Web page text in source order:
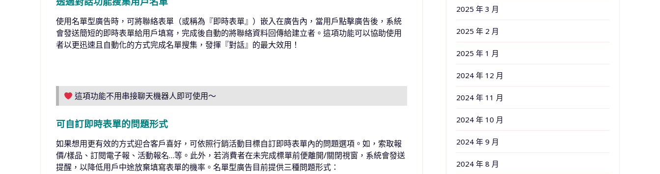
使用名單型廣告時，可將聯絡表單（或稱為『即時表單』）嵌入在廣告內，當用戶點擊廣告後，系統
會發送簡短的即時表單給用戶填寫，完成後自動的將聯絡資料回傳給建立者。這項功能可以協助使用
者以更迅速且⾃動化的方式完成名單搜集，發揮『對話』的最⼤效⽤！
這項功能不用串接聊天機器人即可使用～
可自訂即時表單的問題形式
如果想用更有效的方式迎合客戶喜好，可依照行銷活動目標自訂即時表單內的問題選項。如，索取報
價/樣品、訂閱電⼦報、活動報名…等。此外，若消費者在未完成標單前便離開/關閉視窗，系統會發送
提醒，以降低用戶中途放棄填寫表單的機率。名單型廣告目前提供三種問題形式：
2025 年 3 月
2025 年 2 月
2025 年 1 月
2024 年 12 月
2024 年 11 月
2024 年 10 月
2024 年 9 月
2024 年 8 月